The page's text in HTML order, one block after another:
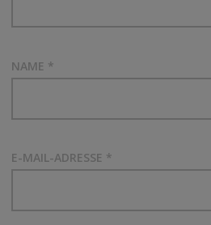
NAME *
E-MAIL-ADRESSE *